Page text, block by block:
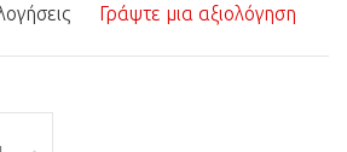
Γράψτε μια αξιολόγηση